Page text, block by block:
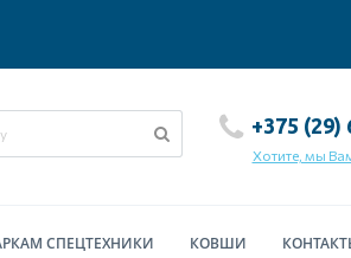
+375
Хотите, мы
СПЕЦТЕХНИКИ КОВШИ